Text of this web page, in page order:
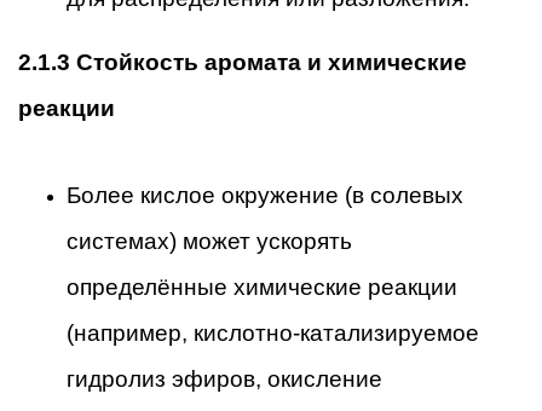
2.1.3 Стойкость аромата и химические
реакции
Более кислое окружение (в солевых
системах) может ускорять
определённые химические реакции
(например, кислотно-катализируемое
гидролиз эфиров, окисление